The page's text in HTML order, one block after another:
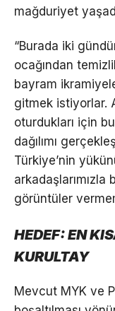
mağduriyet
“Burada iki
ocağından
bayram
gitmek istiyorlar.
oturdukları için
dağılımı
Türkiye’nin
görüntüler
HEDEF: EN
KURULTAY
Mevcut MYK ve